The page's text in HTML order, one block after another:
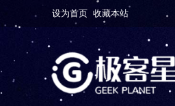
设为首页 收藏本站